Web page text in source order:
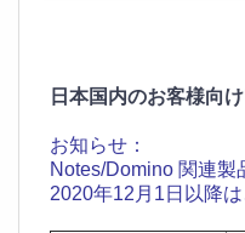
日本国内のお客様向
お知らせ：
Notes/Domino 関連製
2020年12月1日以降